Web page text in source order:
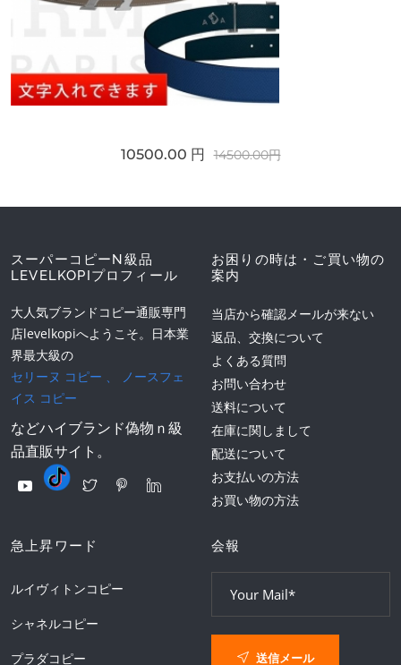
10500.00 円 14500.00円
スーパーコピーN級品
LEVELKOPIプロフィール
大人気ブランドコピー通販専門
店levelkopiへようこそ。日本業
界最大級の
セリーヌ コピー 、
ノースフェ
イス コピー
などハイブランド偽物ｎ級
品直販サイト。
お困りの時は・ご買い物の
案内
当店から確認メールが来ない
返品、交換について
よくある質問
お問い合わせ
送料について
在庫に関しまして
配送について
お支払いの方法
お買い物の方法
急上昇ワード
ルイヴィトンコピー
シャネルコピー
プラダコピー
会報
送信メール